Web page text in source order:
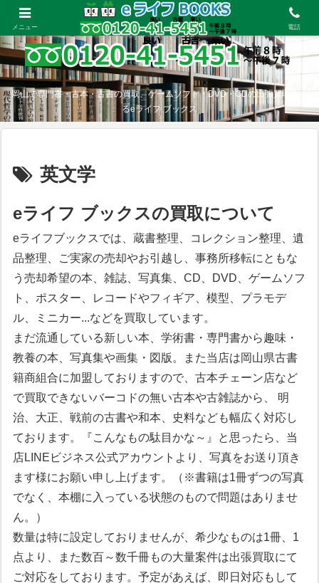
岡山で専門書・古本・古書の買取、ゲームソフト・DVD・CDの出張買取をす
るeライフ ブックス
英文学
eライフ ブックスの買取について
eライフブックスでは、蔵書整理、コレクション整理、遺
品整理、ご実家の売却やお引越し、事務所移転にともな
う売却希望の本、雑誌、写真集、CD、DVD、ゲームソフ
ト、ポスター、レコードやフィギア、模型、プラモデ
ル、ミニカー...などを買取しています。
まだ流通している新しい本、学術書・専門書から趣味・
教養の本、写真集や画集・図版。また当店は岡山県古書
籍商組合に加盟しておりますので、古本チェーン店など
で買取できないバーコドの無い古本や古雑誌から、 明
治、大正、戦前の古書や和本、史料なども幅広く対応し
ております。『こんなもの駄目かな～』と思ったら、当
店LINEビジネス公式アカウントより、写真をお送り頂き
ます様にお願い申し上げます。（※書籍は1冊ずつの写真
でなく、本棚に入っている状態のもので問題はありませ
ん。）
数量は特に設定しておりませんが、希少なものは1冊、1
点より、また数百～数千冊もの大量案件は出張買取にて
ご対応をしております。予定があえば、即日対応もして
メニュー 電話